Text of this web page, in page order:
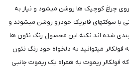
چراغ کوچیک ها روشن میشود و نیاز به
با سوکتهای فابریک خودرو روشن میشوند و
شده اند.نکته:این محصول رنگ نئون ها
فولکالر میتوانید به دلخواه خود رنگ نئون
فولکالر ریموت به همراه یک ریموت جانبی